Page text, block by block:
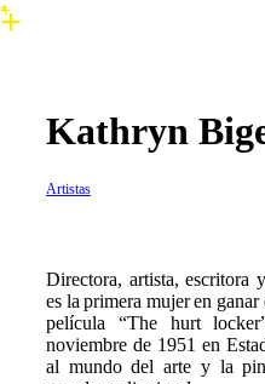
Kathryn
Artistas
Directora, artista,
es la primera mujer en
película “The hurt
noviembre de 1951 en
al mundo del arte y la